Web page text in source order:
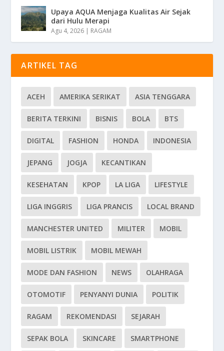
Upaya AQUA Menjaga Kualitas Air Sejak
dari Hulu Merapi
Agu 4, 2026 | RAGAM
ARTIKEL TAG
ACEH AMERIKA SERIKAT ASIA TENGGARA
BERITA TERKINI BISNIS BOLA BTS
DIGITAL FASHION HONDA INDONESIA
JEPANG JOGJA KECANTIKAN
KESEHATAN KPOP LA LIGA LIFESTYLE
LIGA INGGRIS LIGA PRANCIS LOCAL BRAND
MANCHESTER UNITED MILITER MOBIL
MOBIL LISTRIK MOBIL MEWAH
MODE DAN FASHION NEWS OLAHRAGA
OTOMOTIF PENYANYI DUNIA POLITIK
RAGAM REKOMENDASI SEJARAH
SEPAK BOLA SKINCARE SMARTPHONE